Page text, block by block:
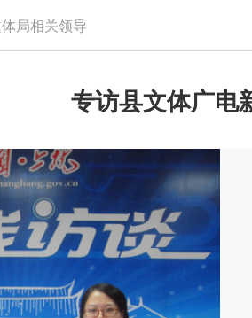
局相关领导
专访县文体广电